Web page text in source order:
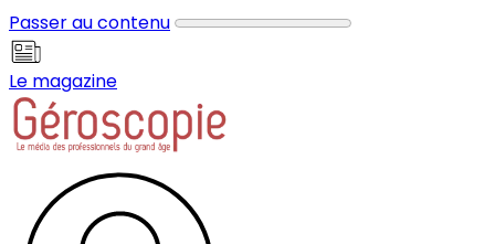
Passer au contenu
Le magazine
Panneau de gestion des cookies